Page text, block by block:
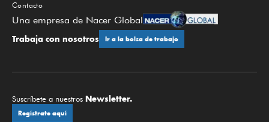
Contacto
Una empresa de Nacer Global
Trabaja con nosotros Ir a la bolsa de trabajo
Suscríbete a nuestros Newsletter.
Regístrate aquí